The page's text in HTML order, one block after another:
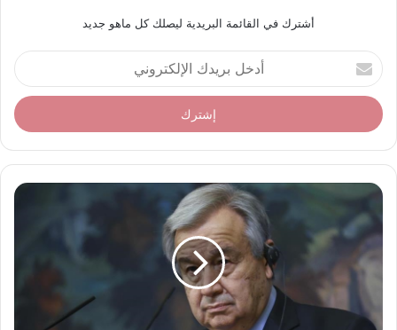
أشترك في القائمة البريدية ليصلك كل ماهو جديد
أ
د
خ
ل
ر
د